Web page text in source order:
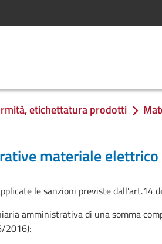
etichettatura prodotti
materiale elettrico
le sanzioni previste dall'art.14
amministrativa di una somma
2016):